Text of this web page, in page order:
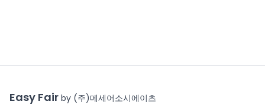
Easy Fair by (주)메세어소시에이츠